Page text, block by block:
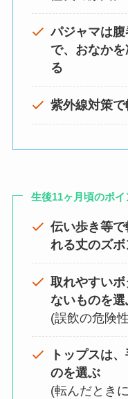
パジャマは
で、おなか
る
紫外線対策
生後11ヶ月頃のポイ
伝い歩き等
れる丈のズ
取れやすい
ないものを選
(誤飲の危険
トップスは
のを選ぶ
(転んだとき